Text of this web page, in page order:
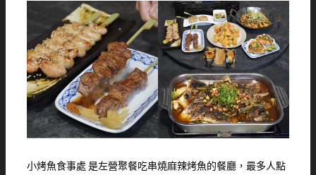
小烤魚食事處 是左營聚餐吃串燒麻辣烤魚的餐廳，最多人點